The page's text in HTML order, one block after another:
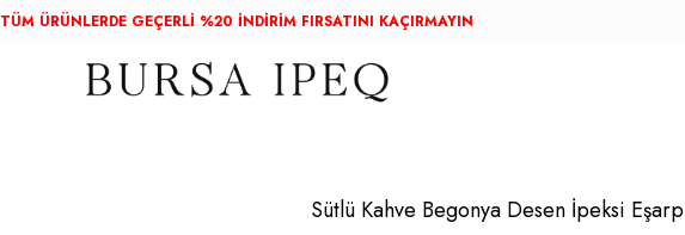
TÜM ÜRÜNLERDE GEÇERLİ %20 İNDİRİM FIRSATINI KAÇIRMAYIN
Sütlü Kahve Begonya Desen İpeksi Eşarp